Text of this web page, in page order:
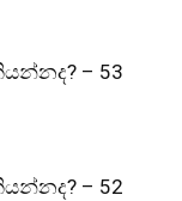
– 53
– 52